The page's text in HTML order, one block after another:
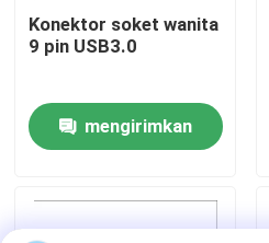
Kontrol kualitas
Permintaan Penawaran
Konektor soket wanita
9 pin USB3.0
mengirimkan